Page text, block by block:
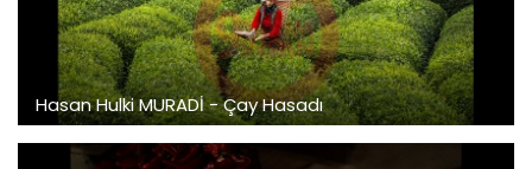
Hasan Hulki MURADİ - Çay Hasadı